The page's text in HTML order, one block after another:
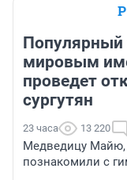
Популярный
мировым
проведет
сургутян
23 часа 13 220
Медведицу
познакомили с